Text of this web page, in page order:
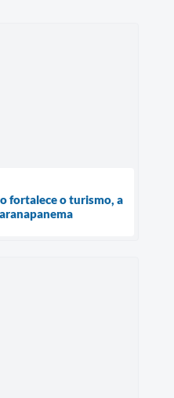
fortalece o turismo, a